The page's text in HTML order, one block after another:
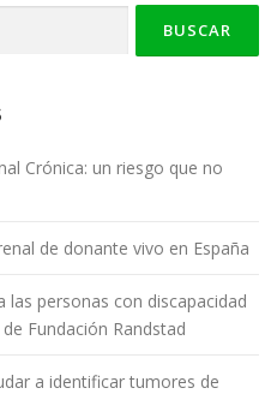
Crónica: un riesgo que no
de donante vivo en España
las personas con discapacidad
Fundación Randstad
a identificar tumores de